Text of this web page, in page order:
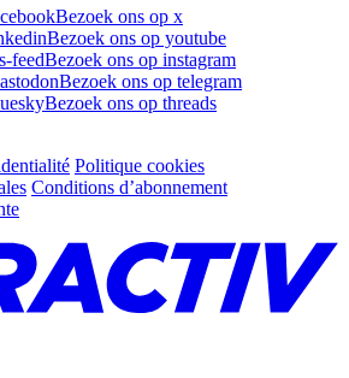
Bezoek ons op x
Bezoek ons op youtube
feedBezoek ons op instagram
Bezoek ons op telegram
Bezoek ons op threads
Politique cookies
Conditions d’abonnement